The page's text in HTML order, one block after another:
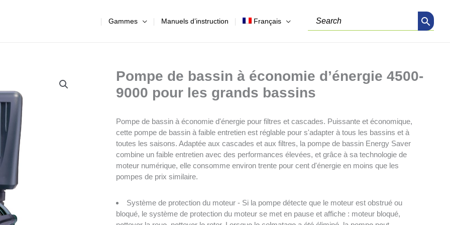
Gammes Manuels d’instruction Français
for:
Pompe de bassin à économie d’énergie 4500-
9000 pour les grands bassins
Pompe de bassin à économie d'énergie pour filtres et cascades. Puissante et économique,
cette pompe de bassin à faible entretien est réglable pour s'adapter à tous les bassins et à
toutes les saisons. Adaptée aux cascades et aux filtres, la pompe de bassin Energy Saver
combine un faible entretien avec des performances élevées, et grâce à sa technologie de
moteur numérique, elle consomme environ trente pour cent d'énergie en moins que les
pompes de prix similaire.
Système de protection du moteur - Si la pompe détecte que le moteur est obstrué ou
bloqué, le système de protection du moteur se met en pause et affiche : moteur bloqué,